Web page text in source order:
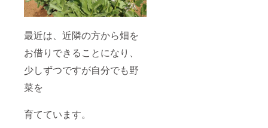
最近は、近隣の方から畑を
お借りできることになり、
少しずつですが自分でも野
菜を
育てています。